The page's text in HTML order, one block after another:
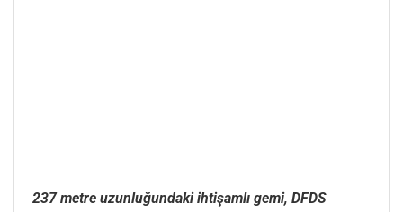
237 metre uzunluğundaki ihtişamlı gemi, DFDS